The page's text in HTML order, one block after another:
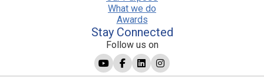
What we do
Awards
Stay Connected
Follow us on